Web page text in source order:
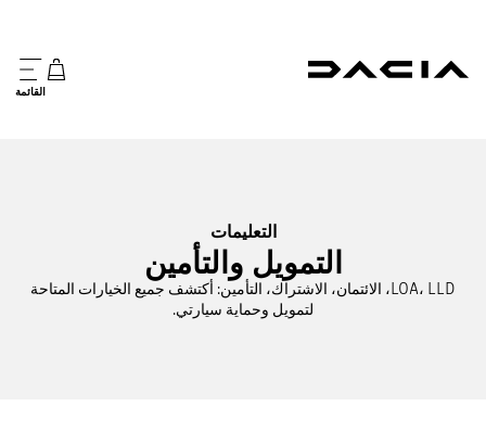
القائمة
التعليمات
التمويل والتأمين
LOA، LLD، الائتمان، الاشتراك، التأمين: أكتشف جميع الخيارات المتاحة
لتمويل وحماية سيارتي.